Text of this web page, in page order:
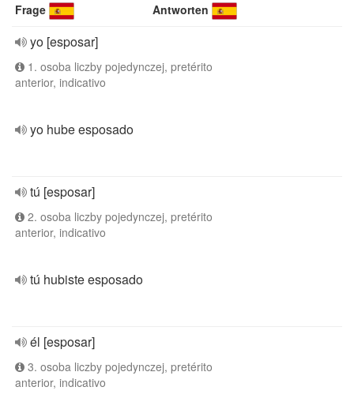
Frage Antworten
yo [esposar]
1. osoba liczby pojedynczej, pretérito
anterior, indicativo
yo hube esposado
tú [esposar]
2. osoba liczby pojedynczej, pretérito
anterior, indicativo
tú hubiste esposado
él [esposar]
3. osoba liczby pojedynczej, pretérito
anterior, indicativo